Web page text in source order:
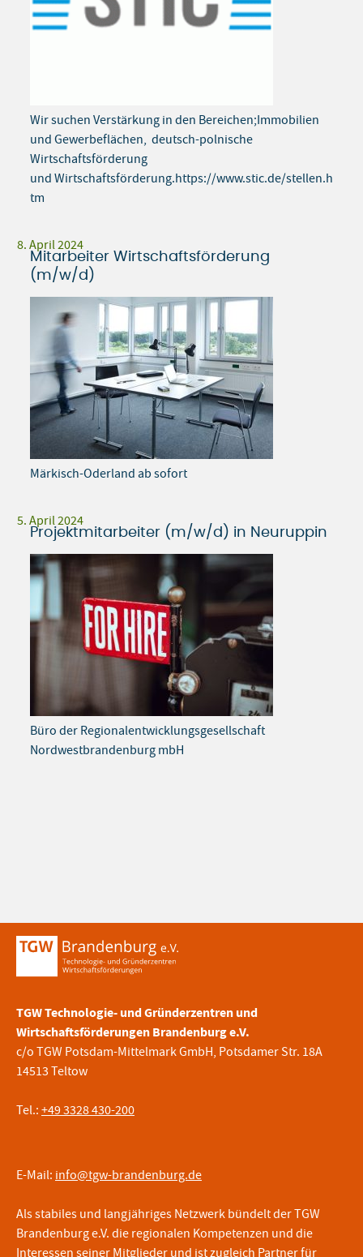
Wir suchen Verstärkung in den Bereichen;Immobilien
und Gewerbeflächen, deutsch-polnische
Wirtschaftsförderung
und Wirtschaftsförderung.https://www.stic.de/stellen.h
tm
Mitarbeiter Wirtschaftsförderung
(m/w/d)
Märkisch-Oderland ab sofort
8. April 2024
Projektmitarbeiter (m/w/d) in Neuruppin
Büro der Regionalentwicklungsgesellschaft
Nordwestbrandenburg mbH
5. April 2024
TGW Technologie- und Gründerzentren und
Wirtschaftsförderungen Brandenburg e.V.
c/o TGW Potsdam-Mittelmark GmbH, Potsdamer Str. 18A
14513 Teltow
Tel.: +49 3328 430-200
E-Mail: info@tgw-brandenburg.de
Als stabiles und langjähriges Netzwerk bündelt der TGW
Brandenburg e.V. die regionalen Kompetenzen und die
Interessen seiner Mitglieder und ist zugleich Partner für